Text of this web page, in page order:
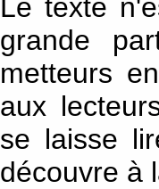
Le texte
grande
metteurs
aux
se laisse
découvre à